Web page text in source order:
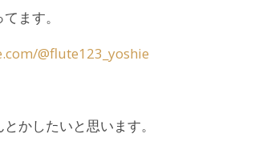
ます。
@flute123_yoshie
かしたいと思います。